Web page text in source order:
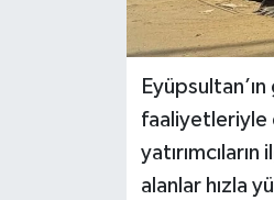
faaliyetleriyle
alanlar hızla